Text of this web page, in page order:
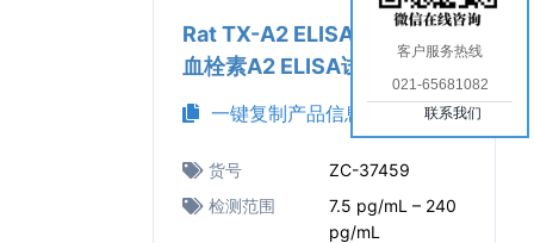
Rat TX-A2 ELISA Kit（大鼠
血栓素A2 ELISA试剂盒）
一键复制产品信息
货号
ZC-37459
检测范围
7.5 pg/mL – 240
pg/mL
客户服务热线
021-65681082
联系我们